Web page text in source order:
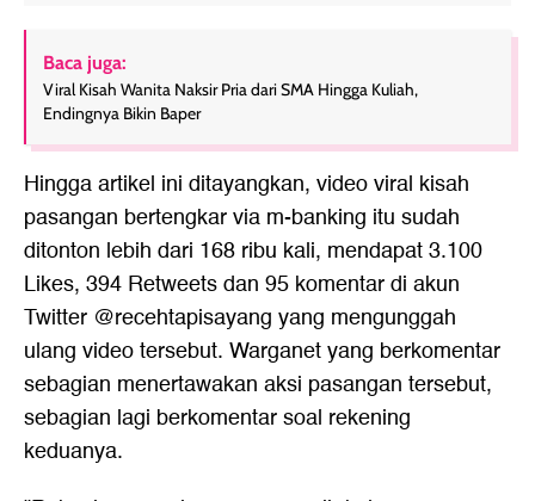
Baca juga:
Viral Kisah Wanita Naksir Pria dari SMA Hingga Kuliah,
Endingnya Bikin Baper
Hingga artikel ini ditayangkan, videoviral kisah
pasangan bertengkar via m-banking itu sudah
ditonton lebih dari 168 ribu kali, mendapat 3.100
Likes, 394 Retweets dan 95 komentar di akun
Twitter @recehtapisayang yang mengunggah
ulang video tersebut. Warganet yang berkomentar
sebagian menertawakan aksi pasangan tersebut,
sebagian lagi berkomentar soal rekening
keduanya.